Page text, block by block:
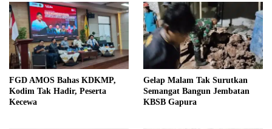
FGD AMOS Bahas KDKMP,
Kodim Tak Hadir, Peserta
Kecewa
Gelap Malam Tak Surutkan
Semangat Bangun Jembatan
KBSB Gapura